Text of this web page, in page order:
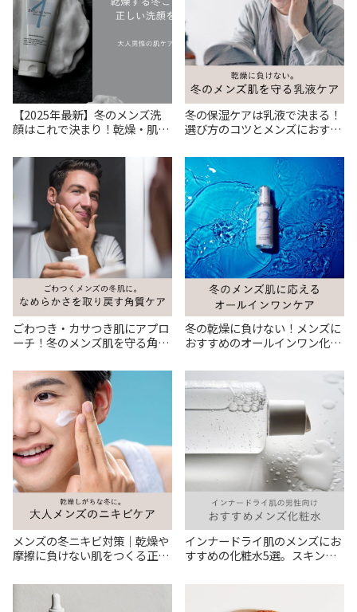
【2025年最新】冬のメンズ洗
顔はこれで決まり！乾燥・肌荒
冬の保湿ケアは乳液で決まる！
選び方のコツとメンズにおすす
ごわつき・カサつき肌にアプロ
ーチ！冬のメンズ肌を守る角質
冬の乾燥に負けない！メンズに
おすすめのオールインワン化粧
メンズの冬ニキビ対策｜乾燥や
摩擦に負けない肌をつくる正し
インナードライ肌のメンズにお
すすめの化粧水5選。スキンケ